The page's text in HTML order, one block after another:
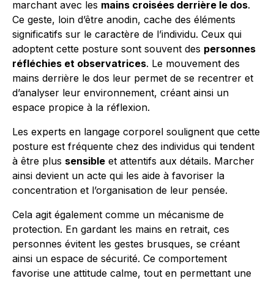
marchant avec les mains croisées derrière le dos.
Ce geste, loin d’être anodin, cache des éléments
significatifs sur le caractère de l’individu. Ceux qui
adoptent cette posture sont souvent des personnes
réfléchies et observatrices. Le mouvement des
mains derrière le dos leur permet de se recentrer et
d’analyser leur environnement, créant ainsi un
espace propice à la réflexion.
Les experts en langage corporel soulignent que cette
posture est fréquente chez des individus qui tendent
à être plus sensible et attentifs aux détails. Marcher
ainsi devient un acte qui les aide à favoriser la
concentration et l’organisation de leur pensée.
Cela agit également comme un mécanisme de
protection. En gardant les mains en retrait, ces
personnes évitent les gestes brusques, se créant
ainsi un espace de sécurité. Ce comportement
favorise une attitude calme, tout en permettant une